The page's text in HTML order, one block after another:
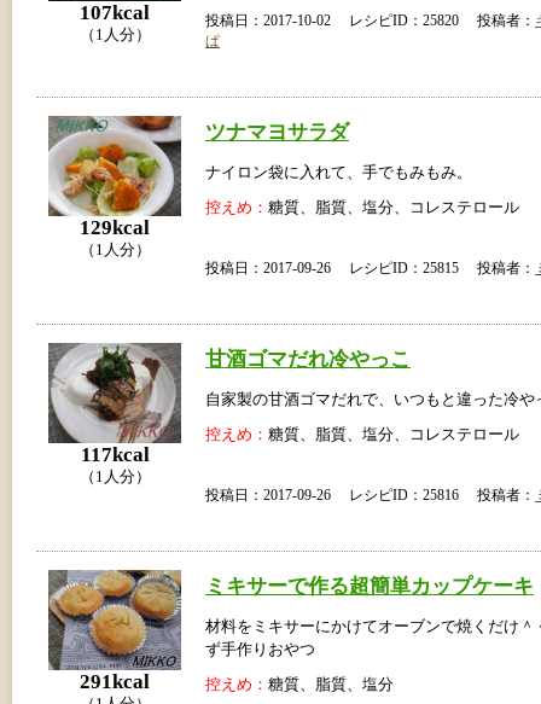
107kcal
（1人分）
投稿日：2017-10-02 レシピID：25820 投稿者：
ぱ
129kcal
（1人分）
ツナマヨサラダ
ナイロン袋に入れて、手でもみもみ。
控えめ： 糖質、脂質、塩分、コレステロール
投稿日：2017-09-26 レシピID：25815 投稿者：
117kcal
（1人分）
甘酒ゴマだれ冷やっこ
自家製の甘酒ゴマだれで、いつもと違った冷や
控えめ： 糖質、脂質、塩分、コレステロール
投稿日：2017-09-26 レシピID：25816 投稿者：
291kcal
ミキサーで作る超簡単カップケーキ
材料をミキサーにかけてオーブンで焼くだけ＾
ず手作りおやつ
控えめ： 糖質、脂質、塩分